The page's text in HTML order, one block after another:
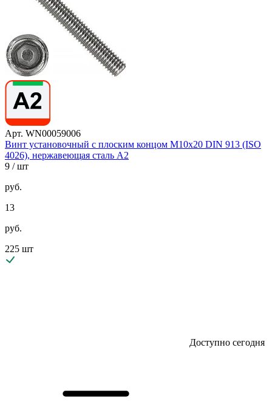
Арт. WN00059006
Винт установочный с плоским концом М10х20 DIN 913 (ISO
4026), нержавеющая сталь А2
9 / шт
руб.
13
руб.
225 шт
Доступно сегодня